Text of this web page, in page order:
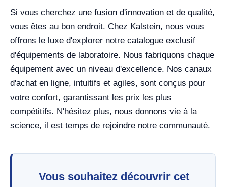
Si vous cherchez une fusion d'innovation et de qualité,
vous êtes au bon endroit. Chez Kalstein, nous vous
offrons le luxe d'explorer notre catalogue exclusif
d'équipements de laboratoire. Nous fabriquons chaque
équipement avec un niveau d'excellence. Nos canaux
d'achat en ligne, intuitifs et agiles, sont conçus pour
votre confort, garantissant les prix les plus
compétitifs. N'hésitez plus, nous donnons vie à la
science, il est temps de rejoindre notre communauté.
Vous souhaitez découvrir cet